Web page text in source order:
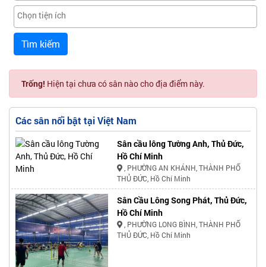
Tìm kiếm
Trống! Hiện tại chưa có sân nào cho địa điểm này.
Các sân nổi bật tại Việt Nam
Sân cầu lông Tường Anh, Thủ Đức,
Hồ Chí Minh
, PHƯỜNG AN KHÁNH, THÀNH PHỐ
THỦ ĐỨC, Hồ Chí Minh
Sân Cầu Lông Song Phát, Thủ Đức,
Hồ Chí Minh
, PHƯỜNG LONG BÌNH, THÀNH PHỐ
THỦ ĐỨC, Hồ Chí Minh